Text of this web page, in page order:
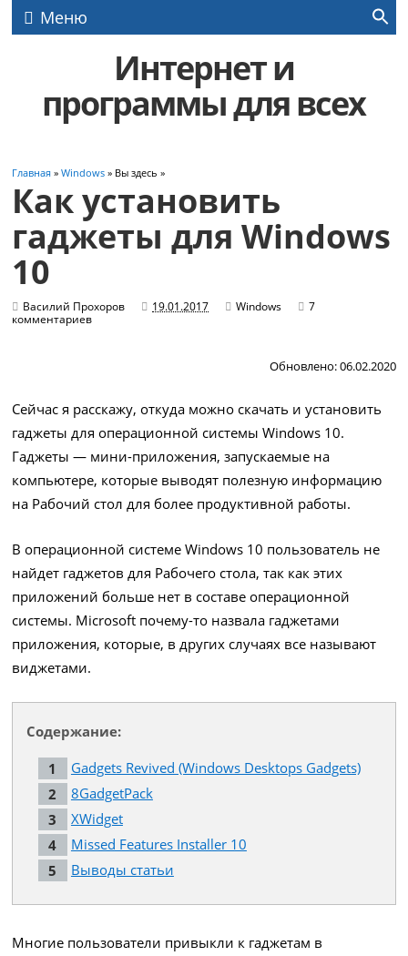
Меню
Интернет и
программы для всех
Главная »Windows » Вы здесь »
Как установить
гаджеты для Windows
10
Василий Прохоров 19.01.2017 Windows
7
комментариев
Обновлено: 06.02.2020
Сейчас я расскажу, откуда можно скачать и установить
гаджеты для операционной системы Windows 10.
Гаджеты — мини-приложения, запускаемые на
компьютере, которые выводят полезную информацию
на Рабочий стол для более продуктивной работы.
В операционной системе Windows 10 пользователь не
найдет гаджетов для Рабочего стола, так как этих
приложений больше нет в составе операционной
системы. Microsoft почему-то назвала гаджетами
приложения, которые, в других случаях все называют
виджетами.
Содержание:
Gadgets Revived (Windows Desktops Gadgets)
8GadgetPack
XWidget
Missed Features Installer 10
Выводы статьи
Многие пользователи привыкли к гаджетам в